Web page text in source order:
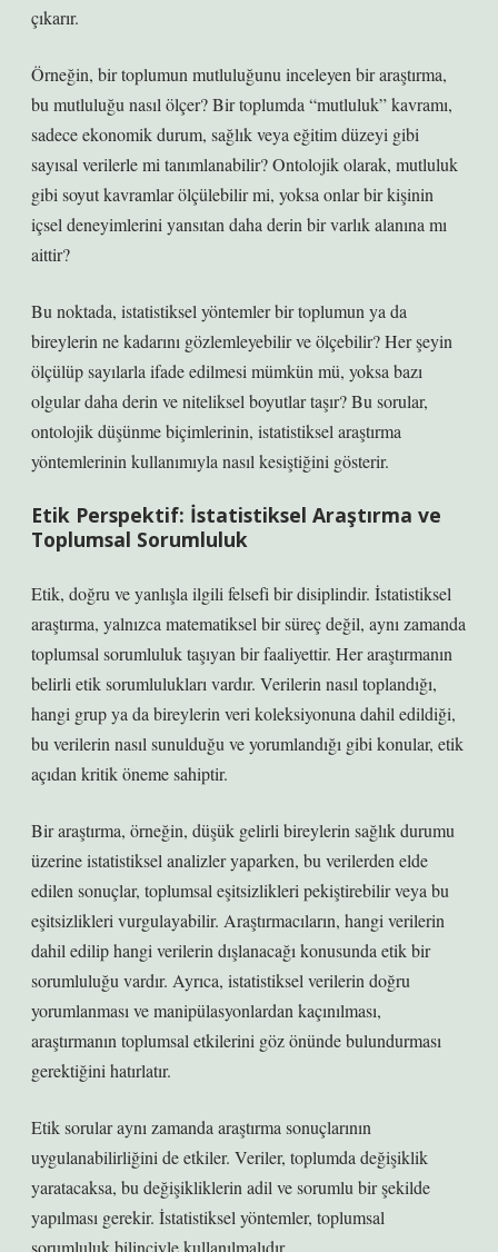
çıkarır.
Örneğin, bir toplumun mutluluğunu inceleyen bir araştırma,
bu mutluluğu nasıl ölçer? Bir toplumda “mutluluk” kavramı,
sadece ekonomik durum, sağlık veya eğitim düzeyi gibi
sayısal verilerle mi tanımlanabilir? Ontolojik olarak, mutluluk
gibi soyut kavramlar ölçülebilir mi, yoksa onlar bir kişinin
içsel deneyimlerini yansıtan daha derin bir varlık alanına mı
aittir?
Bu noktada, istatistiksel yöntemler bir toplumun ya da
bireylerin ne kadarını gözlemleyebilir ve ölçebilir? Her şeyin
ölçülüp sayılarla ifade edilmesi mümkün mü, yoksa bazı
olgular daha derin ve niteliksel boyutlar taşır? Bu sorular,
ontolojik düşünme biçimlerinin, istatistiksel araştırma
yöntemlerinin kullanımıyla nasıl kesiştiğini gösterir.
Etik Perspektif: İstatistiksel Araştırma ve
Toplumsal Sorumluluk
Etik, doğru ve yanlışla ilgili felsefi bir disiplindir. İstatistiksel
araştırma, yalnızca matematiksel bir süreç değil, aynı zamanda
toplumsal sorumluluk taşıyan bir faaliyettir. Her araştırmanın
belirli etik sorumlulukları vardır. Verilerin nasıl toplandığı,
hangi grup ya da bireylerin veri koleksiyonuna dahil edildiği,
bu verilerin nasıl sunulduğu ve yorumlandığı gibi konular, etik
açıdan kritik öneme sahiptir.
Bir araştırma, örneğin, düşük gelirli bireylerin sağlık durumu
üzerine istatistiksel analizler yaparken, bu verilerden elde
edilen sonuçlar, toplumsal eşitsizlikleri pekiştirebilir veya bu
eşitsizlikleri vurgulayabilir. Araştırmacıların, hangi verilerin
dahil edilip hangi verilerin dışlanacağı konusunda etik bir
sorumluluğu vardır. Ayrıca, istatistiksel verilerin doğru
yorumlanması ve manipülasyonlardan kaçınılması,
araştırmanın toplumsal etkilerini göz önünde bulundurması
gerektiğini hatırlatır.
Etik sorular aynı zamanda araştırma sonuçlarının
uygulanabilirliğini de etkiler. Veriler, toplumda değişiklik
yaratacaksa, bu değişikliklerin adil ve sorumlu bir şekilde
yapılması gerekir. İstatistiksel yöntemler, toplumsal
sorumluluk bilinciyle kullanılmalıdır.